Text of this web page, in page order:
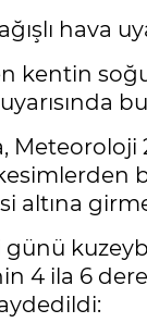
hava
kentin
altına
günü
4 ila 6